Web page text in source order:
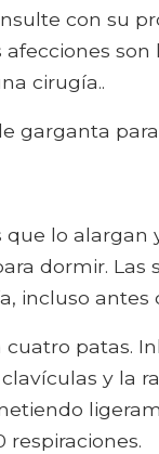
con su
afecciones
cirugía..
garganta
que lo
dormir. Las
incluso antes
cuatro patas.
y la
respiraciones.